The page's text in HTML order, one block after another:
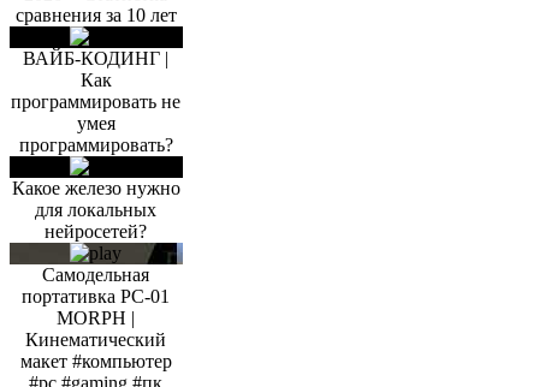
сравнения за 10 лет
ВАЙБ-КОДИНГ |
Как
программировать не
умея
программировать?
Какое железо нужно
для локальных
нейросетей?
Самодельная
портативка PC-01
MORPH |
Кинематический
макет #компьютер